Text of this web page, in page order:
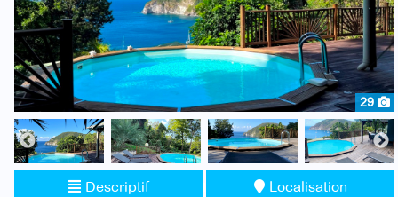
29
Descriptif Localisation